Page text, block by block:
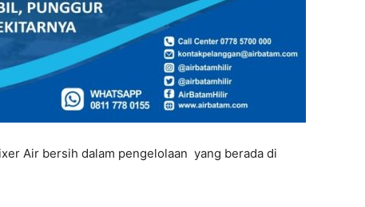
Air bersih dalam pengelolaan yang berada di